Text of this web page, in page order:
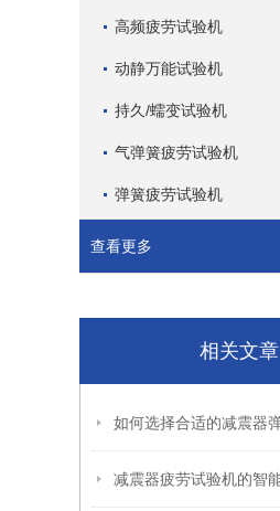
高频疲劳试验机
动静万能试验机
持久/蠕变试验机
气弹簧疲劳试验机
弹簧疲劳试验机
查看更多
相关文章